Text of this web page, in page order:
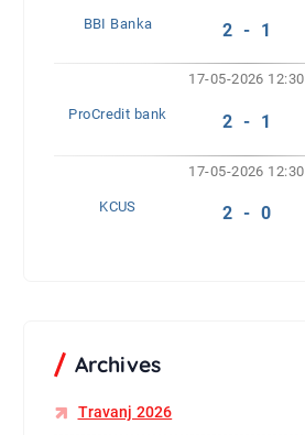
BBI Banka 2 - 1
17-05-2026 12:30
ProCredit bank 2 - 1
17-05-2026 12:30
KCUS 2 - 0
Archives
Travanj 2026